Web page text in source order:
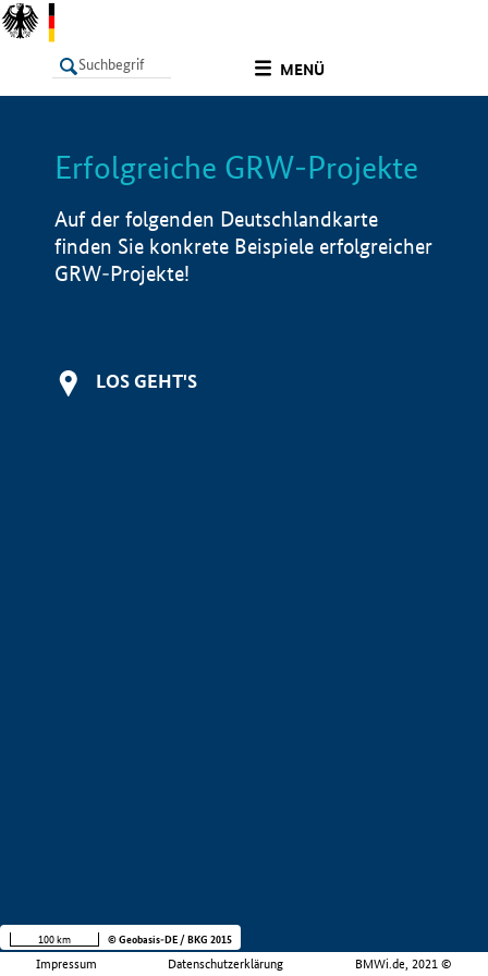
MENÜ
LISTE Info
Erfolgreiche GRW-Projekte
Auf der folgenden Deutschlandkarte
finden Sie konkrete Beispiele erfolgreicher
GRW-Projekte!
LOS GEHT'S
Impressum Datenschutzerklärung BMWi.de, 2021 ©
100 km © Geobasis-DE / BKG 2015